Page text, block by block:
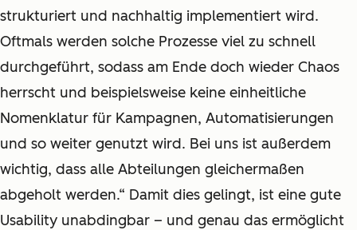
strukturiert und nachhaltig implementiert wird.
Oftmals werden solche Prozesse viel zu schnell
durchgeführt, sodass am Ende doch wieder Chaos
herrscht und beispielsweise keine einheitliche
Nomenklatur für Kampagnen, Automatisierungen
und so weiter genutzt wird. Bei uns ist außerdem
wichtig, dass alle Abteilungen gleichermaßen
abgeholt werden.“ Damit dies gelingt, ist eine gute
Usability unabdingbar − und genau das ermöglicht